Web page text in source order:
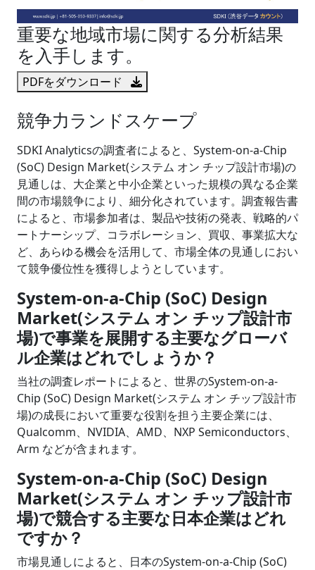
重要な地域市場に関する分析結果
を入手します。
PDFをダウンロード
競争力ランドスケープ
SDKI Analyticsの調査者によると、System-on-a-Chip
(SoC) Design Market(システム オン チップ設計市場)の
見通しは、大企業と中小企業といった規模の異なる企業
間の市場競争により、細分化されています。調査報告書
によると、市場参加者は、製品や技術の発表、戦略的パ
ートナーシップ、コラボレーション、買収、事業拡大な
ど、あらゆる機会を活用して、市場全体の見通しにおい
て競争優位性を獲得しようとしています。
System-on-a-Chip (SoC) Design
Market(システム オン チップ設計市
場)で事業を展開する主要なグローバ
ル企業はどれでしょうか？
当社の調査レポートによると、世界のSystem-on-a-
Chip (SoC) Design Market(システム オン チップ設計市
場)の成長において重要な役割を担う主要企業には、
Qualcomm、NVIDIA、AMD、NXP Semiconductors、
Arm などが含まれます。
System-on-a-Chip (SoC) Design
Market(システム オン チップ設計市
場)で競合する主要な日本企業はどれ
ですか？
市場見通しによると、日本のSystem-on-a-Chip (SoC)